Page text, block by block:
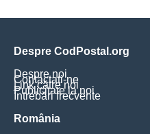
Despre CodPostal.org
Despre noi
Contactați-ne
Link către noi
Publicitate la noi
Întrebări frecvente
România